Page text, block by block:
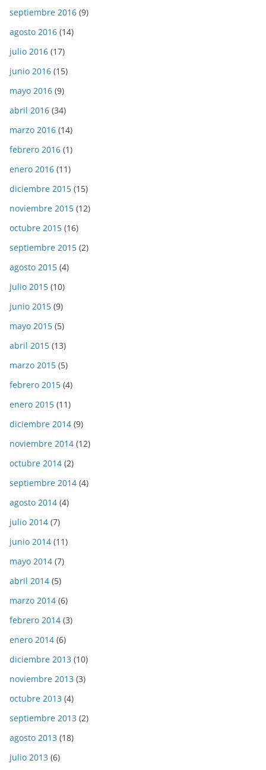
septiembre 2016 (9)
agosto 2016 (14)
julio 2016 (17)
junio 2016 (15)
mayo 2016 (9)
abril 2016 (34)
marzo 2016 (14)
febrero 2016 (1)
enero 2016 (11)
diciembre 2015 (15)
noviembre 2015 (12)
octubre 2015 (16)
septiembre 2015 (2)
agosto 2015 (4)
julio 2015 (10)
junio 2015 (9)
mayo 2015 (5)
abril 2015 (13)
marzo 2015 (5)
febrero 2015 (4)
enero 2015 (11)
diciembre 2014 (9)
noviembre 2014 (12)
octubre 2014 (2)
septiembre 2014 (4)
agosto 2014 (4)
julio 2014 (7)
junio 2014 (11)
mayo 2014 (7)
abril 2014 (5)
marzo 2014 (6)
febrero 2014 (3)
enero 2014 (6)
diciembre 2013 (10)
noviembre 2013 (3)
octubre 2013 (4)
septiembre 2013 (2)
agosto 2013 (18)
julio 2013 (6)